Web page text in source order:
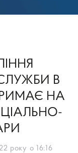
В
НА
року о 16:16